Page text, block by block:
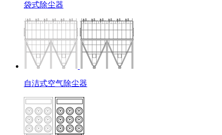
袋式除尘器
自洁式空气除尘器